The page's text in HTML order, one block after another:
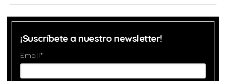
¡Suscríbete a nuestro newsletter!
Email*